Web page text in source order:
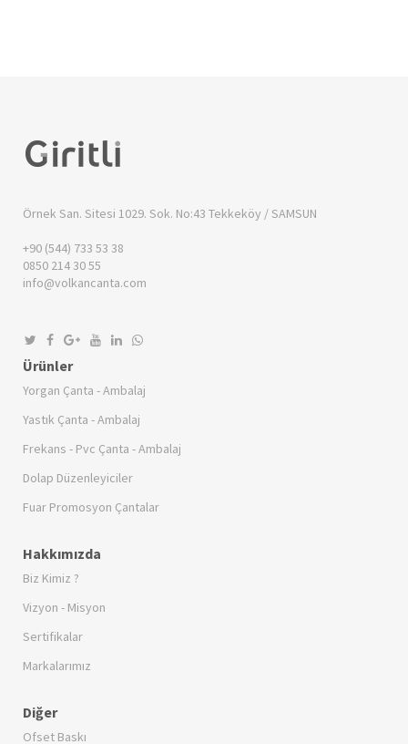
Örnek San. Sitesi 1029. Sok. No:43 Tekkeköy / SAMSUN
+90 (544) 733 53 38
0850 214 30 55
info@volkancanta.com
Ürünler
Yorgan Çanta - Ambalaj
Yastık Çanta - Ambalaj
Frekans - Pvc Çanta - Ambalaj
Dolap Düzenleyiciler
Fuar Promosyon Çantalar
Hakkımızda
Biz Kimiz ?
Vizyon - Misyon
Sertifikalar
Markalarımız
Diğer
Ofset Baskı